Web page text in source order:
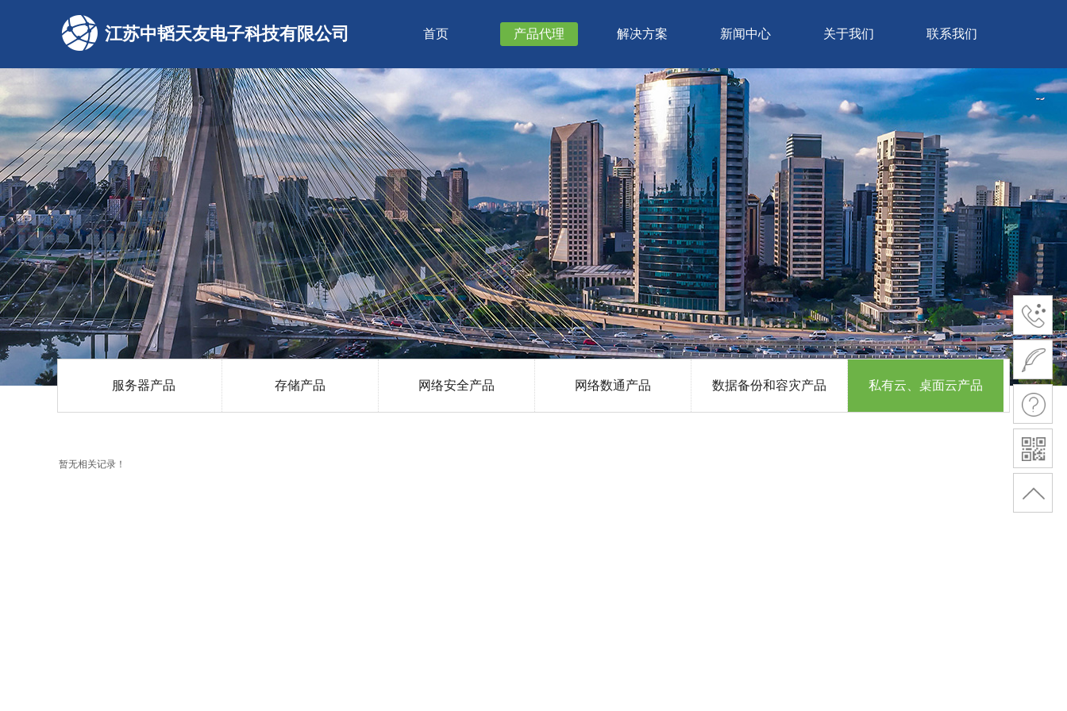
江苏中韬天友电子科技有限公司 首页 产品代理 解决方案 新闻中心 关于我们 联系我们
服务器产品 存储产品 网络安全产品 网络数通产品 数据备份和容灾产品 私有云、桌面云产品
暂无相关记录！